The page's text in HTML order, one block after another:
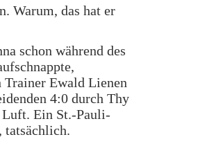
Warum, das hat er
schon während des
Trainer Ewald Lienen
4:0 durch Thy
Ein St.-Pauli-
tatsächlich.